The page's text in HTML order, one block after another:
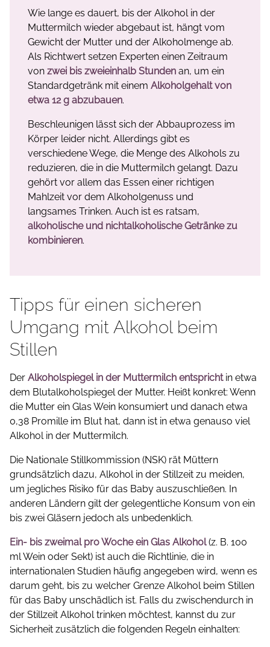
Wie lange es dauert, bis der Alkohol in der
Muttermilch wieder abgebaut ist, hängt vom
Gewicht der Mutter und der Alkoholmenge ab.
Als Richtwert setzen Experten einen Zeitraum
von zwei bis zweieinhalb Stunden an, um ein
Standardgetränk mit einem Alkoholgehalt von
etwa 12 g abzubauen.
Beschleunigen lässt sich der Abbauprozess im
Körper leider nicht. Allerdings gibt es
verschiedene Wege, die Menge des Alkohols zu
reduzieren, die in die Muttermilch gelangt. Dazu
gehört vor allem das Essen einer richtigen
Mahlzeit vor dem Alkoholgenuss und
langsames Trinken. Auch ist es ratsam,
alkoholische und nichtalkoholische Getränke zu
kombinieren.
Tipps für einen sicheren
Umgang mit Alkohol beim
Stillen
Der Alkoholspiegel in der Muttermilch entsprichtin etwa
dem Blutalkoholspiegel der Mutter. Heißt konkret: Wenn
die Mutter ein Glas Wein konsumiert und danach etwa
0,38 Promille im Blut hat, dann ist in etwa genauso viel
Alkohol in der Muttermilch.
Die Nationale Stillkommission (NSK) rät Müttern
grundsätzlich dazu, Alkohol in der Stillzeit zu meiden,
um jegliches Risiko für das Baby auszuschließen. In
anderen Ländern gilt der gelegentliche Konsum von ein
bis zwei Gläsern jedoch als unbedenklich.
Ein- bis zweimal pro Woche ein Glas Alkohol(z. B. 100
ml Wein oder Sekt) ist auch die Richtlinie, die in
internationalen Studien häufig angegeben wird, wenn es
darum geht, bis zu welcher Grenze Alkohol beim Stillen
für das Baby unschädlich ist. Falls du zwischendurch in
der Stillzeit Alkohol trinken möchtest, kannst du zur
Sicherheit zusätzlich die folgenden Regeln einhalten: